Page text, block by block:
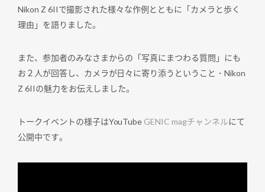
Nikon Z 6IIで撮影された様々な作例とともに「カメラと歩く
理由」を語りました。
また、参加者のみなさまからの「写真にまつわる質問」にも
お２人が回答し、カメラが日々に寄り添うということ・Nikon
Z 6IIの魅力をお伝えしました。
トークイベントの様子はYouTube GENIC magチャンネルにて
公開中です。